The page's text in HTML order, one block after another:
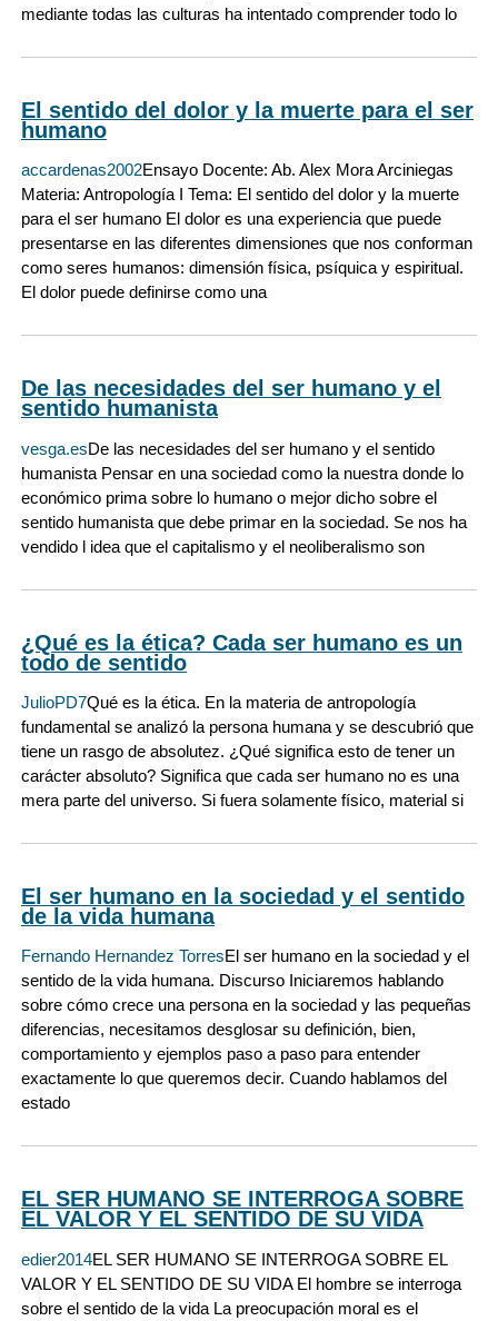
mediante todas las culturas ha intentado comprender todo lo
El sentido del dolor y la muerte para el ser
humano
accardenas2002Ensayo Docente: Ab. Alex Mora Arciniegas
Materia: Antropología I Tema: El sentido del dolor y la muerte
para el ser humano El dolor es una experiencia que puede
presentarse en las diferentes dimensiones que nos conforman
como seres humanos: dimensión física, psíquica y espiritual.
El dolor puede definirse como una
De las necesidades del ser humano y el
sentido humanista
vesga.esDe las necesidades del ser humano y el sentido
humanista Pensar en una sociedad como la nuestra donde lo
económico prima sobre lo humano o mejor dicho sobre el
sentido humanista que debe primar en la sociedad. Se nos ha
vendido l idea que el capitalismo y el neoliberalismo son
¿Qué es la ética? Cada ser humano es un
todo de sentido
JulioPD7Qué es la ética. En la materia de antropología
fundamental se analizó la persona humana y se descubrió que
tiene un rasgo de absolutez. ¿Qué significa esto de tener un
carácter absoluto? Significa que cada ser humano no es una
mera parte del universo. Si fuera solamente físico, material si
El ser humano en la sociedad y el sentido
de la vida humana
Fernando Hernandez TorresEl ser humano en la sociedad y el
sentido de la vida humana. Discurso Iniciaremos hablando
sobre cómo crece una persona en la sociedad y las pequeñas
diferencias, necesitamos desglosar su definición, bien,
comportamiento y ejemplos paso a paso para entender
exactamente lo que queremos decir. Cuando hablamos del
estado
EL SER HUMANO SE INTERROGA SOBRE
EL VALOR Y EL SENTIDO DE SU VIDA
edier2014EL SER HUMANO SE INTERROGA SOBRE EL
VALOR Y EL SENTIDO DE SU VIDA El hombre se interroga
sobre el sentido de la vida La preocupación moral es el